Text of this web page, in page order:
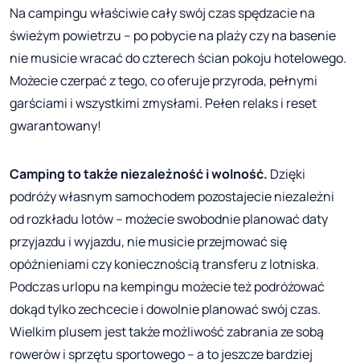
Na campingu właściwie cały swój czas spędzacie na
świeżym powietrzu – po pobycie na plaży czy na basenie
nie musicie wracać do czterech ścian pokoju hotelowego.
Możecie czerpać z tego, co oferuje przyroda, pełnymi
garściami i wszystkimi zmysłami. Pełen relaks i reset
gwarantowany!
Camping to także niezależność i wolność. Dzięki
podróży własnym samochodem pozostajecie niezależni
od rozkładu lotów – możecie swobodnie planować daty
przyjazdu i wyjazdu, nie musicie przejmować się
opóźnieniami czy koniecznością transferu z lotniska.
Podczas urlopu na kempingu możecie też podróżować
dokąd tylko zechcecie i dowolnie planować swój czas.
Wielkim plusem jest także możliwość zabrania ze sobą
rowerów i sprzętu sportowego – a to jeszcze bardziej